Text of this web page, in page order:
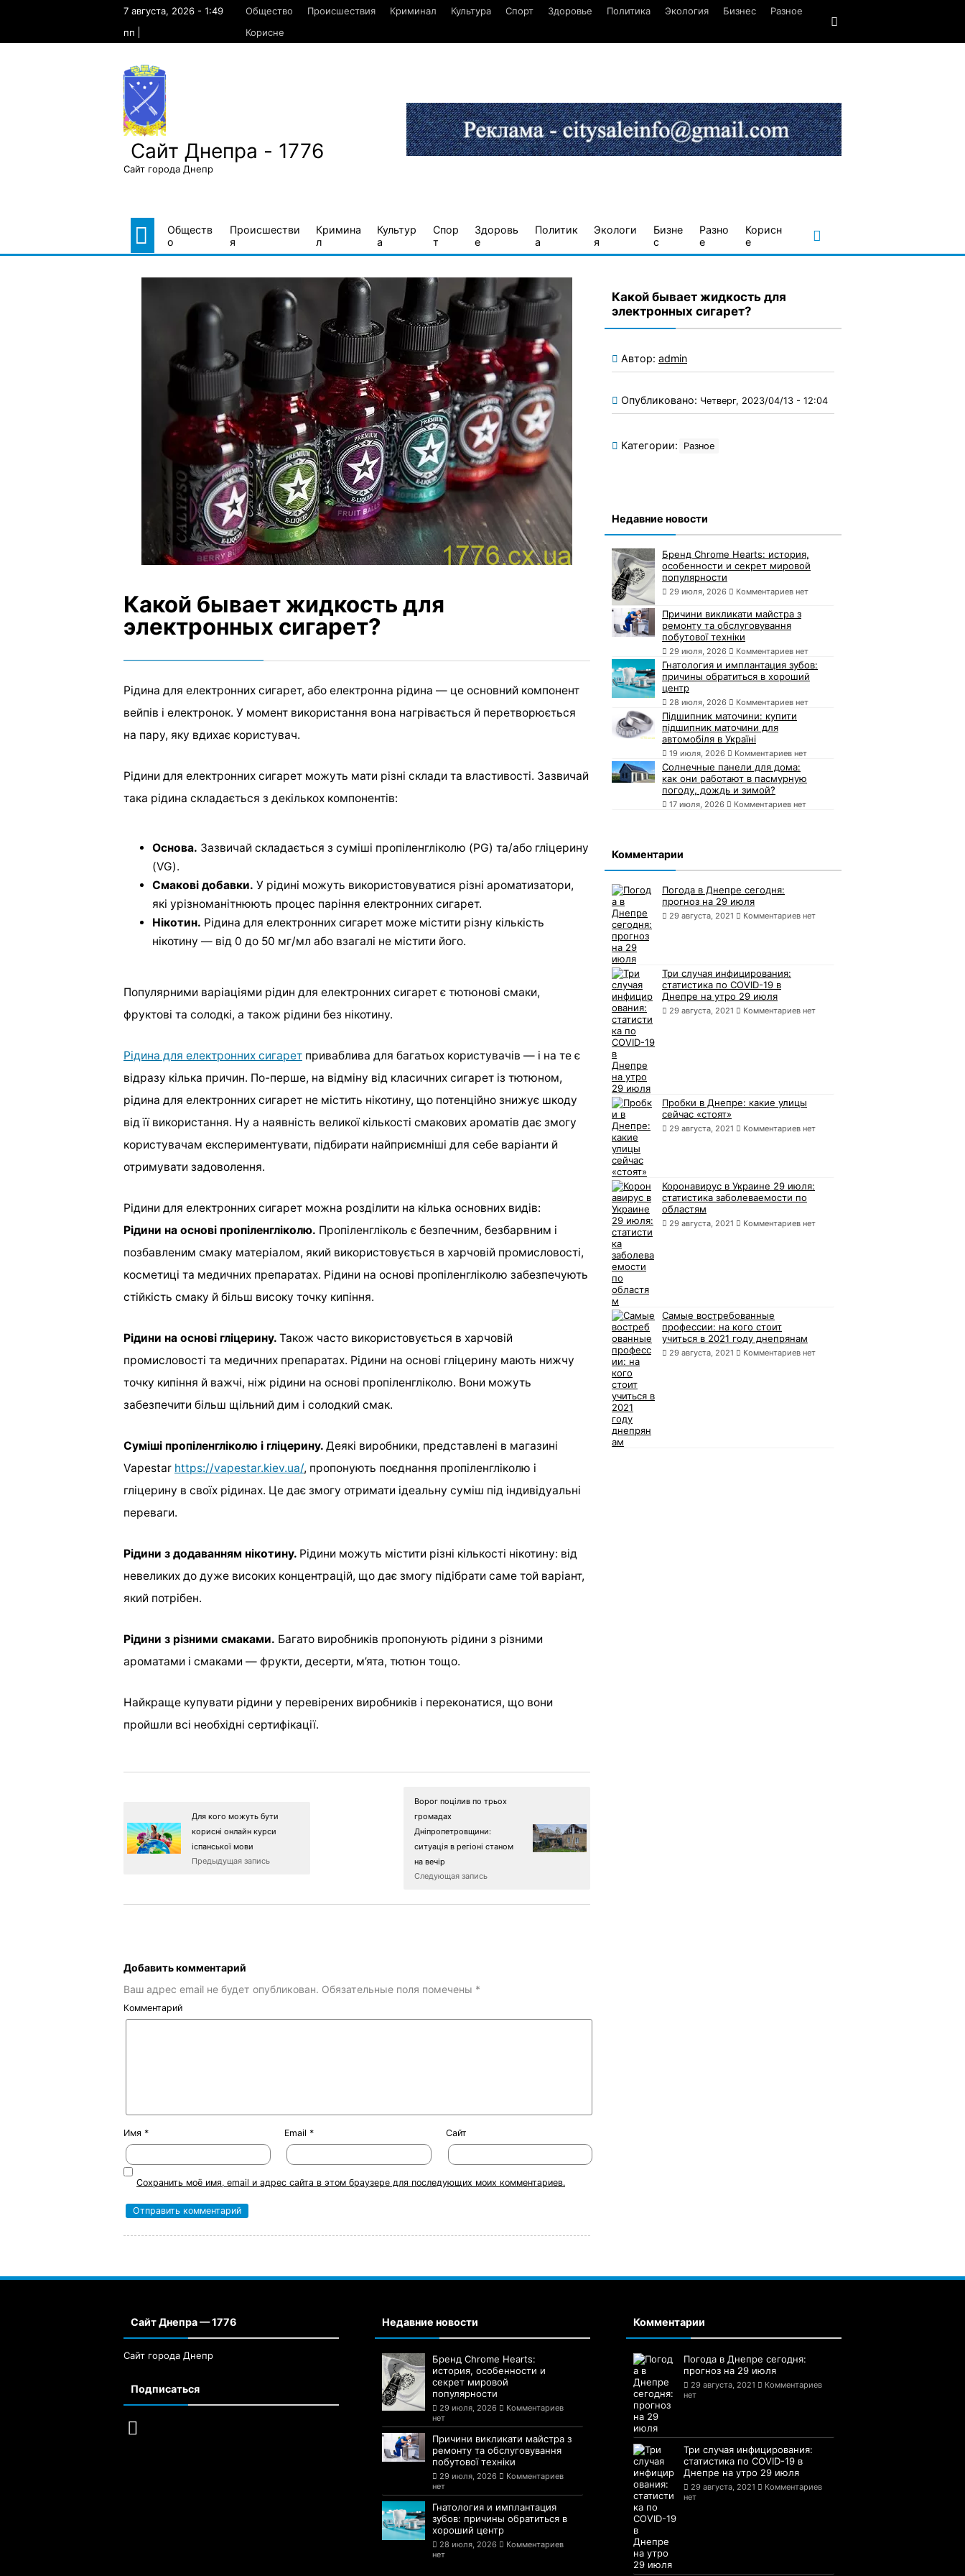
7 августа, 2026 - 1:49
пп
Общество Происшествия Криминал Культура Спорт Здоровье Политика Экология Бизнес
Разное
Корисне
Сайт Днепра - 1776
Сайт города Днепр
Обществ
о
Происшестви
я
Кримина
л
Культур
а
Спор
т
Здоровь
е
Политик
а
Экологи
я
Бизне
с
Разно
е
Корисн
е
Какой бывает жидкость для
электронных сигарет?
Рідина для електронних сигарет, або електронна рідина — це основний компонент
вейпів і електронок. У момент використання вона нагрівається й перетворюється
на пару, яку вдихає користувач.
Рідини для електронних сигарет можуть мати різні склади та властивості. Зазвичай
така рідина складається з декількох компонентів:
Основа. Зазвичай складається з суміші пропіленгліколю (PG) та/або гліцерину
(VG).
Смакові добавки. У рідині можуть використовуватися різні ароматизатори,
які урізноманітнюють процес паріння електронних сигарет.
Нікотин. Рідина для електронних сигарет може містити різну кількість
нікотину — від 0 до 50 мг/мл або взагалі не містити його.
Популярними варіаціями рідин для електронних сигарет є тютюнові смаки,
фруктові та солодкі, а також рідини без нікотину.
Рідина для електронних сигарет приваблива для багатьох користувачів — і на те є
відразу кілька причин. По-перше, на відміну від класичних сигарет із тютюном,
рідина для електронних сигарет не містить нікотину, що потенційно знижує шкоду
від її використання. Ну а наявність великої кількості смакових ароматів дає змогу
користувачам експериментувати, підбирати найприємніші для себе варіанти й
отримувати задоволення.
Рідини для електронних сигарет можна розділити на кілька основних видів:
Рідини на основі пропіленгліколю. Пропіленгліколь є безпечним, безбарвним і
позбавленим смаку матеріалом, який використовується в харчовій промисловості,
косметиці та медичних препаратах. Рідини на основі пропіленгліколю забезпечують
стійкість смаку й більш високу точку кипіння.
Рідини на основі гліцерину. Також часто використовується в харчовій
промисловості та медичних препаратах. Рідини на основі гліцерину мають нижчу
точку кипіння й важчі, ніж рідини на основі пропіленгліколю. Вони можуть
забезпечити більш щільний дим і солодкий смак.
Суміші пропіленгліколю і гліцерину. Деякі виробники, представлені в магазині
Vapestar https://vapestar.kiev.ua/, пропонують поєднання пропіленгліколю і
гліцерину в своїх рідинах. Це дає змогу отримати ідеальну суміш під індивідуальні
переваги.
Рідини з додаванням нікотину. Рідини можуть містити різні кількості нікотину: від
невеликих до дуже високих концентрацій, що дає змогу підібрати саме той варіант,
який потрібен.
Рідини з різними смаками. Багато виробників пропонують рідини з різними
ароматами і смаками — фрукти, десерти, м’ята, тютюн тощо.
Найкраще купувати рідини у перевірених виробників і переконатися, що вони
пройшли всі необхідні сертифікації.
Для кого можуть бути
корисні онлайн курси
іспанської мови
Предыдущая запись
Ворог поцілив по трьох
громадах
Дніпропетровщини:
ситуація в регіоні станом
на вечір
Следующая запись
Добавить комментарий
Ваш адрес email не будет опубликован. Обязательные поля помечены *
Комментарий
Имя * Email* Сайт
Сохранить моё имя, email и адрес сайта в этом браузере для последующих моих комментариев.
Какой бывает жидкость для
электронных сигарет?
Автор: admin
Опубликовано: Четверг, 2023/04/13 - 12:04
Категории: Разное
Недавние новости
Бренд Chrome Hearts: история,
особенности и секрет мировой
популярности
29 июля, 2026 Комментариев нет
Причини викликати майстра з
ремонту та обслуговування
побутової техніки
29 июля, 2026 Комментариев нет
Гнатология и имплантация зубов:
причины обратиться в хороший
центр
28 июля, 2026 Комментариев нет
Підшипник маточини: купити
підшипник маточини для
автомобіля в Україні
19 июля, 2026 Комментариев нет
Солнечные панели для дома:
как они работают в пасмурную
погоду, дождь и зимой?
17 июля, 2026 Комментариев нет
Комментарии
Погода в Днепре сегодня:
прогноз на 29 июля
29 августа, 2021 Комментариев нет
Три случая инфицирования:
статистика по COVID-19 в
Днепре на утро 29 июля
29 августа, 2021 Комментариев нет
Пробки в Днепре: какие улицы
сейчас «стоят»
29 августа, 2021 Комментариев нет
Коронавирус в Украине 29 июля:
статистика заболеваемости по
областям
29 августа, 2021 Комментариев нет
Самые востребованные
профессии: на кого стоит
учиться в 2021 году днепрянам
29 августа, 2021 Комментариев нет
Сайт Днепра — 1776
Сайт города Днепр
Подписаться
Недавние новости
Бренд Chrome Hearts:
история, особенности и
секрет мировой
популярности
29 июля, 2026
Комментариев
нет
Причини викликати майстра з
ремонту та обслуговування
побутової техніки
29 июля, 2026
Комментариев
нет
Гнатология и имплантация
зубов: причины обратиться в
хороший центр
28 июля, 2026
Комментариев
нет
Комментарии
Погода в Днепре сегодня:
прогноз на 29 июля
29 августа, 2021
Комментариев
нет
Три случая инфицирования:
статистика по COVID-19 в
Днепре на утро 29 июля
29 августа, 2021
Комментариев
нет